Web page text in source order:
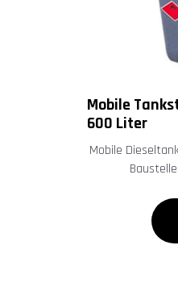
Mobile
600 Liter
Mobile